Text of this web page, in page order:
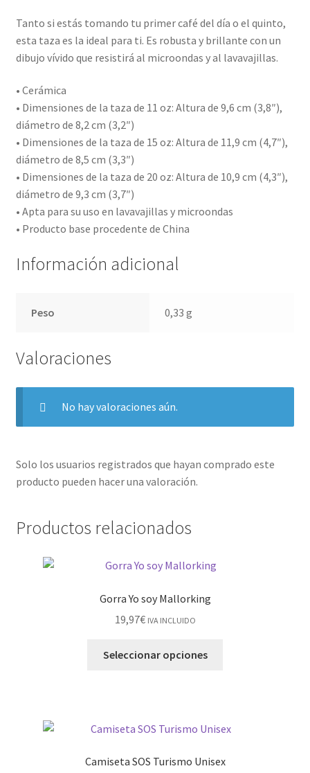
Tanto si estás tomando tu primer café del día o el quinto,
esta taza es la ideal para ti. Es robusta y brillante con un
dibujo vívido que resistirá al microondas y al lavavajillas.
• Cerámica
• Dimensiones de la taza de 11 oz: Altura de 9,6 cm (3,8″),
diámetro de 8,2 cm (3,2″)
• Dimensiones de la taza de 15 oz: Altura de 11,9 cm (4,7″),
diámetro de 8,5 cm (3,3″)
• Dimensiones de la taza de 20 oz: Altura de 10,9 cm (4,3″),
diámetro de 9,3 cm (3,7″)
• Apta para su uso en lavavajillas y microondas
• Producto base procedente de China
Información adicional
Peso 0,33 g
Valoraciones
No hay valoraciones aún.
Solo los usuarios registrados que hayan comprado este
producto pueden hacer una valoración.
Productos relacionados
Gorra Yo soy Mallorking
19,97€ IVA INCLUIDO
Seleccionar opciones
Camiseta SOS Turismo Unisex